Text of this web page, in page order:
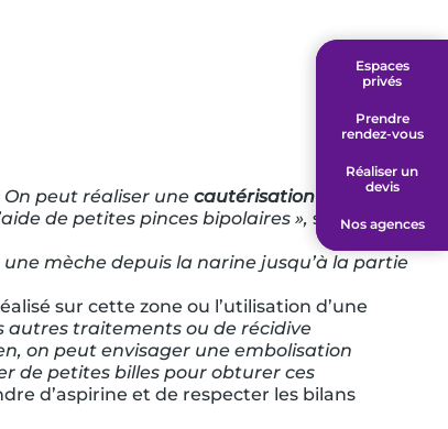
On peut réaliser une cautérisation chimique
de petites pinces bipolaires », souligne
mèche depuis la narine jusqu’à la partie
sur cette zone ou l’utilisation d’une
autres traitements ou de récidive
on peut envisager une embolisation
de petites billes pour obturer ces
d’aspirine et de respecter les bilans
Espaces
privés
Prendre
rendez-vous
Réaliser un
devis
Nos agences
Espaces
privés
Prendre
rendez-vous
Réaliser un
devis
Nos agences